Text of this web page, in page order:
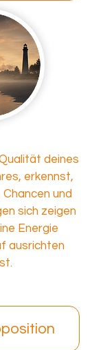
deines
erkennst,
und
sich zeigen
Energie
ausrichten